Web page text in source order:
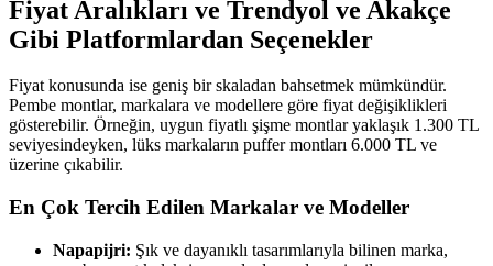
Fiyat Aralıkları ve Trendyol ve Akakçe
Gibi Platformlardan Seçenekler
Fiyat konusunda ise geniş bir skaladan bahsetmek mümkündür.
Pembe montlar, markalara ve modellere göre fiyat değişiklikleri
gösterebilir. Örneğin, uygun fiyatlı şişme montlar yaklaşık 1.300 TL
seviyesindeyken, lüks markaların puffer montları 6.000 TL ve
üzerine çıkabilir.
En Çok Tercih Edilen Markalar ve Modeller
Napapijri: Şık ve dayanıklı tasarımlarıyla bilinen marka,